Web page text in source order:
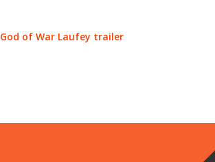
God of War Laufey trailer